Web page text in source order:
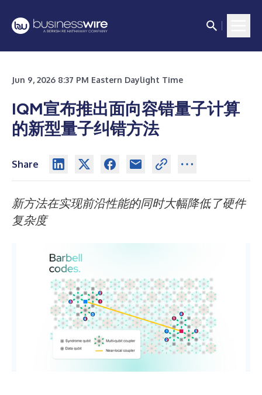
Jun 9, 2026 8:37 PM Eastern Daylight Time
IQM宣布推出面向容错量子计算
的新型量子纠错方法
Share
新方法在实现前沿性能的同时大幅降低了硬件
复杂度